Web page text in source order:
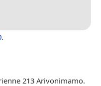
.
213 Arivonimamo.